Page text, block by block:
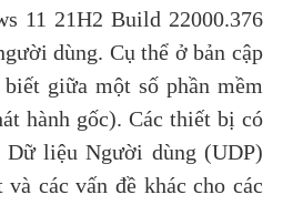
11 21H2 Build 22000.376
dùng. Cụ thể ở bản cập
giữa một số phần mềm
hành gốc). Các thiết bị có
liệu Người dùng (UDP)
các vấn đề khác cho các